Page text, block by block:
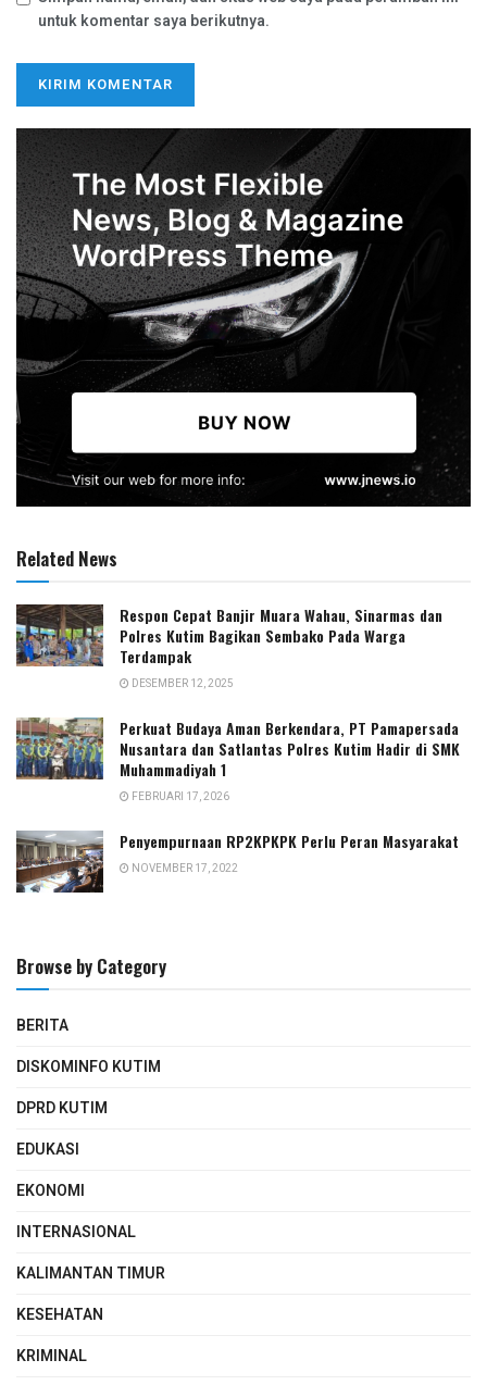
untuk komentar saya berikutnya.
Related News
Respon Cepat Banjir Muara Wahau, Sinarmas dan
Polres Kutim Bagikan Sembako Pada Warga
Terdampak
DESEMBER 12, 2025
Perkuat Budaya Aman Berkendara, PT Pamapersada
Nusantara dan Satlantas Polres Kutim Hadir di SMK
Muhammadiyah 1
FEBRUARI 17, 2026
Penyempurnaan RP2KPKPK Perlu Peran Masyarakat
NOVEMBER 17, 2022
Browse by Category
BERITA
DISKOMINFO KUTIM
DPRD KUTIM
EDUKASI
EKONOMI
INTERNASIONAL
KALIMANTAN TIMUR
KESEHATAN
KRIMINAL